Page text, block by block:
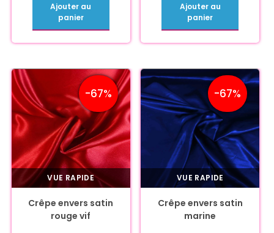
Ajouter au
panier
Ajouter au
panier
-67%
VUE RAPIDE
Crêpe envers satin
rouge vif
-67%
VUE RAPIDE
Crêpe envers satin
marine